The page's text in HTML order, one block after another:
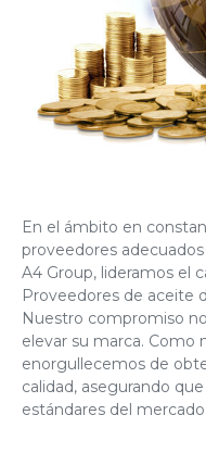
En el ámbito en
proveedores
A4 Group, lideramos el
Proveedores de aceite
Nuestro compromiso
elevar su marca. Como
enorgullecemos de
calidad, asegurando
estándares del